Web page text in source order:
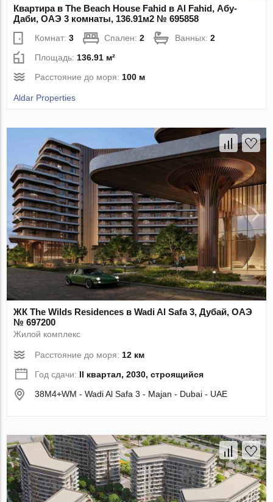
Квартира в The Beach House Fahid в Al Fahid, Абу-
Даби, ОАЭ 3 комнаты, 136.91м2 № 695858
Комнат:3 Спален:2 Ванных:2
Площадь: 136.91 м²
Расстояние до моря: 100 м
Aldar Properties
ЖК The Wilds Residences в Wadi Al Safa 3, Дубай, ОАЭ
№ 697200
Жилой комплекс
Расстояние до моря:12 км
Год сдачи: II квартал, 2030, строящийся
38M4+WM - Wadi Al Safa 3 - Majan - Dubai - UAE